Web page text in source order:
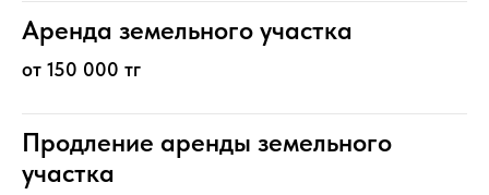
Аренда земельного участка
от 150 000 тг
Продление аренды земельного
участка